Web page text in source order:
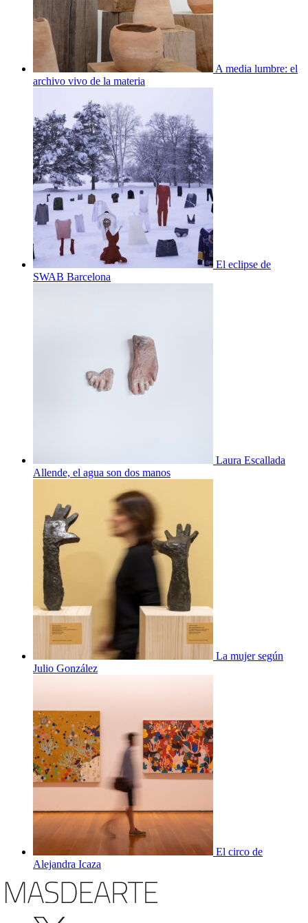
A media lumbre: el
archivo vivo de la materia
El eclipse de
SWAB Barcelona
Laura Escallada
Allende, el agua son dos manos
La mujer según
Julio González
El circo de
Alejandra Icaza